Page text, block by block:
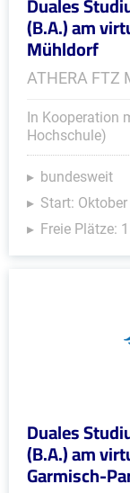
(B.A.) am
Mühldorf
ATHERA FTZ
In Kooperation
Hochschule)
bundesweit
Start:
Freie Plätze: 1
Duales
(B.A.) am
Garmisch-